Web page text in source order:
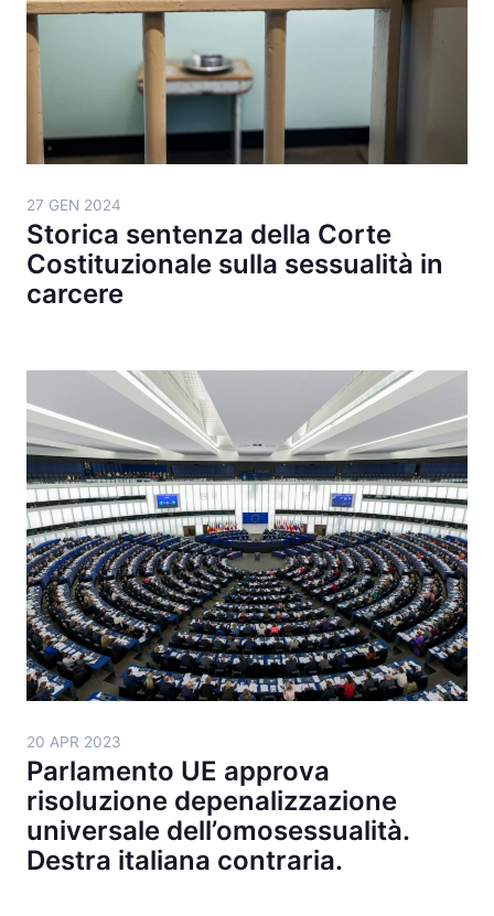
27 GEN 2024
Storica sentenza della Corte
Costituzionale sulla sessualità in
carcere
20 APR 2023
Parlamento UE approva
risoluzione depenalizzazione
universale dell’omosessualità.
Destra italiana contraria.